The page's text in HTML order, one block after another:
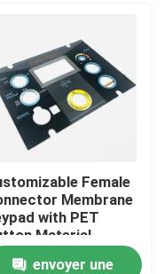
Female
Membrane
with PET
Material
envoyer une